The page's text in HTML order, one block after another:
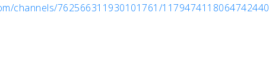
channels/762566311930101761/1179474118064742440